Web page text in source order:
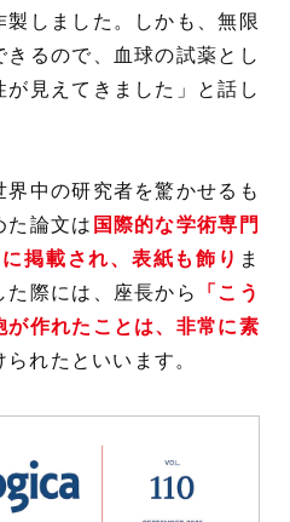
製しました。しかも、無限
るので、血球の試薬とし
見えてきました」と話し
中の研究者を驚かせるも
た論文は 国際的な学術専門
掲載され、表紙も飾り ま
た際には、座長から 「こう
作れたことは、非常に素
れたといいます。